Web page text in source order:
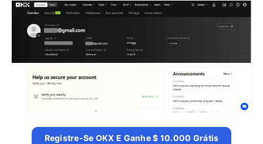
Registre-Se OKX E Ganhe $ 10.000 Grátis